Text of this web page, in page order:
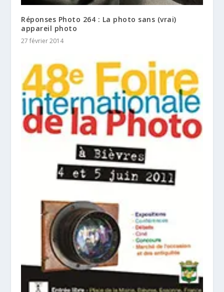
Réponses Photo 264 : La photo sans (vrai)
appareil photo
27 février 2014